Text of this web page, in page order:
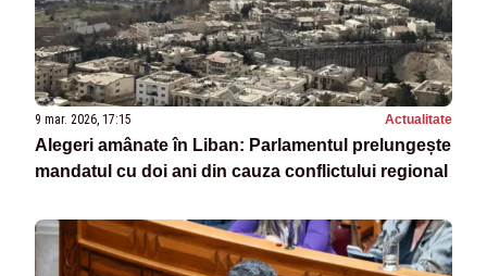
9 mar. 2026, 17:15 Actualitate
Alegeri amânate în Liban: Parlamentul prelungește
mandatul cu doi ani din cauza conflictului regional